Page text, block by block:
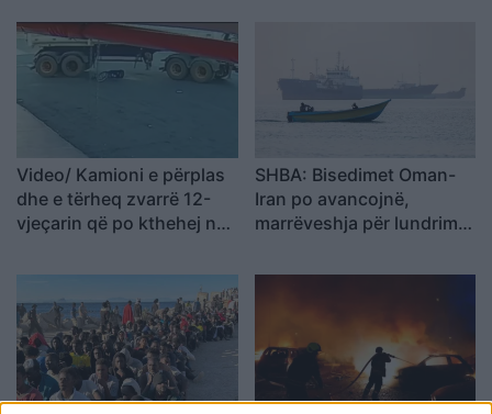
Video/ Kamioni e përplas
dhe e tërheq zvarrë 12-
vjeçarin që po kthehej nga
mrekullisht
SHBA: Bisedimet Oman-
Iran po avancojnë,
marrëveshja për lundrimin
shpejti